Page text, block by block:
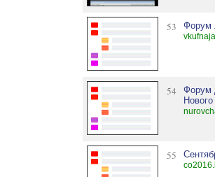
53 Форум
54
Форум
55